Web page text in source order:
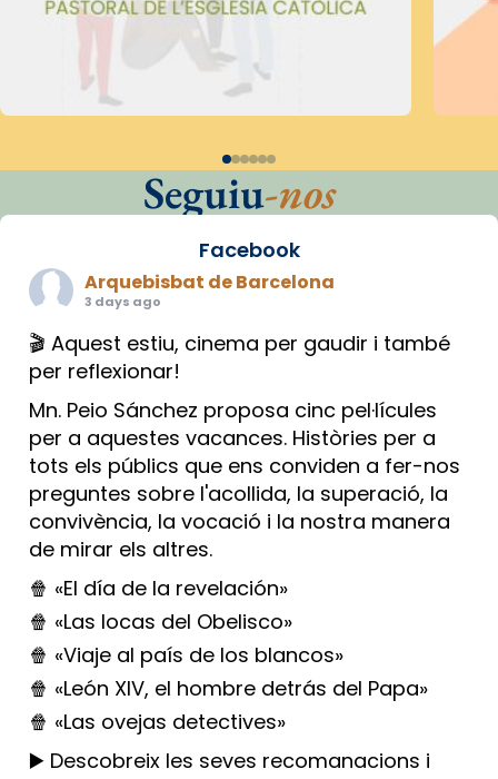
Seguiu-nos
Facebook
Arquebisbat de Barcelona
3 days ago
🎬 Aquest estiu, cinema per gaudir i també
per reflexionar!
Mn. Peio Sánchez proposa cinc pel·lícules
per a aquestes vacances. Històries per a
tots els públics que ens conviden a fer-nos
preguntes sobre l'acollida, la superació, la
convivència, la vocació i la nostra manera
de mirar els altres.
🍿 «El día de la revelación»
🍿 «Las locas del Obelisco»
🍿 «Viaje al país de los blancos»
🍿 «León XIV, el hombre detrás del Papa»
🍿 «Las ovejas detectives»
▶️ Descobreix les seves recomanacions i